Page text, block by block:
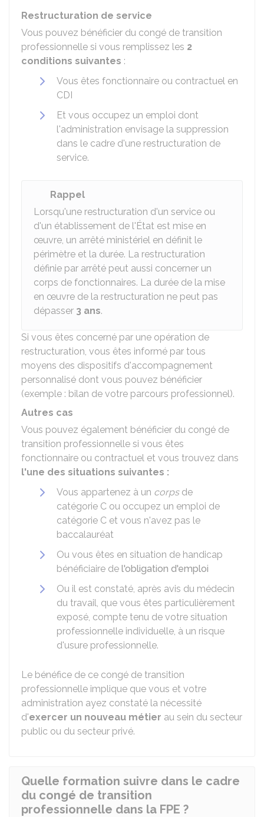
Restructuration de service
Vous pouvez bénéficier du congé de transition
professionnelle si vous remplissez les 2
conditions suivantes :
Vous êtes fonctionnaire ou contractuel en
CDI
Et vous occupez un emploi dont
l'administration envisage la suppression
dans le cadre d'une restructuration de
service.
Rappel
Lorsqu'une restructuration d'un service ou
d'un établissement de l'État est mise en
œuvre, un arrêté ministériel en définit le
périmètre et la durée. La restructuration
définie par arrêté peut aussi concerner un
corps de fonctionnaires. La durée de la mise
en œuvre de la restructuration ne peut pas
dépasser 3 ans.
Si vous êtes concerné par une opération de
restructuration, vous êtes informé par tous
moyens des dispositifs d'accompagnement
personnalisé dont vous pouvez bénéficier
(exemple : bilan de votre parcours professionnel).
Autres cas
Vous pouvez également bénéficier du congé de
transition professionnelle si vous êtes
fonctionnaire ou contractuel et vous trouvez dans
l'une des situations suivantes :
Vous appartenez à un corpsde
catégorie C ou occupez un emploi de
catégorie C et vous n'avez pas le
baccalauréat
Ou vous êtes en situation de handicap
bénéficiaire de l'obligation d'emploi
Ou il est constaté, après avis du médecin
du travail, que vous êtes particulièrement
exposé, compte tenu de votre situation
professionnelle individuelle, à un risque
d'usure professionnelle.
Le bénéfice de ce congé de transition
professionnelle implique que vous et votre
administration ayez constaté la nécessité
d'exercer un nouveau métier au sein du secteur
public ou du secteur privé.
Quelle formation suivre dans le cadre
du congé de transition
professionnelle dans la FPE ?